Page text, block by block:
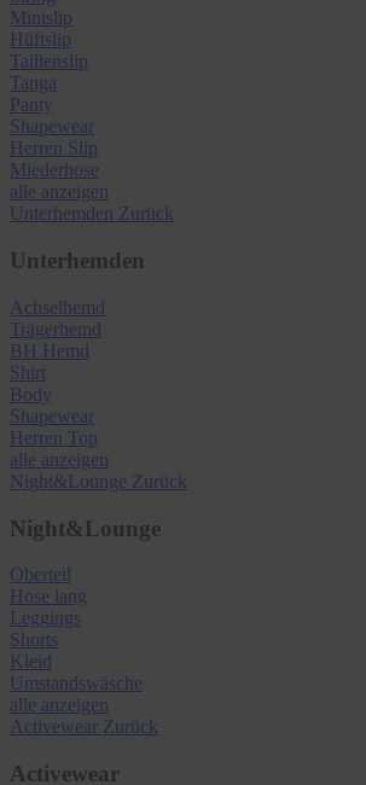
Minislip
Hüftslip
Taillenslip
Tanga
Panty
Shapewear
Herren Slip
Miederhose
alle anzeigen
Unterhemden Zurück
Unterhemden
Achselhemd
Trägerhemd
BH Hemd
Shirt
Body
Shapewear
Herren Top
alle anzeigen
Night&Lounge Zurück
Night&Lounge
Oberteil
Hose lang
Leggings
Shorts
Kleid
Umstandswäsche
alle anzeigen
Activewear Zurück
Activewear